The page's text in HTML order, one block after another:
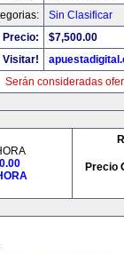
Sin Clasificar
Precio:
$7,500.00
Visitar!
Serán consideradas
Precio